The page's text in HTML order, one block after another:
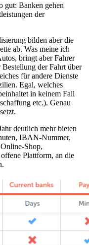
gut: Banken gehen
der
bilden aber die
ab. Was meine ich
bringt aber Fahrer
der Fahrt über
für andere Dienste
Egal, welches
in keinem Fall
etc.). Genau
deutlich mehr bieten
IBAN-Nummer,
Shop,
Plattform, an die